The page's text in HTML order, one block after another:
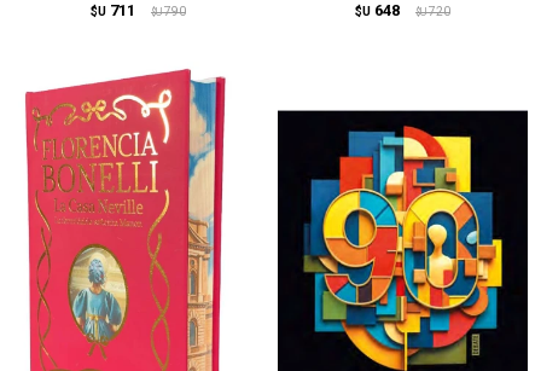
$U 711 $U 790 $U 648 $U 720